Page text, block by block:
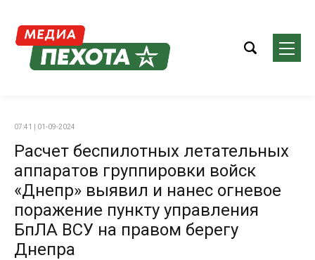
07:41 | 01-09-2024
Расчет беспилотных летательных
аппаратов группировки войск
«Днепр» выявил и нанес огневое
поражение пункту управления
БпЛА ВСУ на правом берегу
Днепра